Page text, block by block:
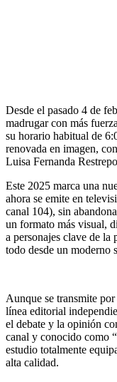
Desde el pasado 4 de
madrugar con más
su horario habitual de
renovada en imagen,
Luisa Fernanda
Este 2025 marca una
ahora se emite en
canal 104), sin
un formato más visual,
a personajes clave de
todo desde un moderno
Aunque se transmite
línea editorial
el debate y la opinión
canal y conocido como
estudio totalmente
alta calidad.